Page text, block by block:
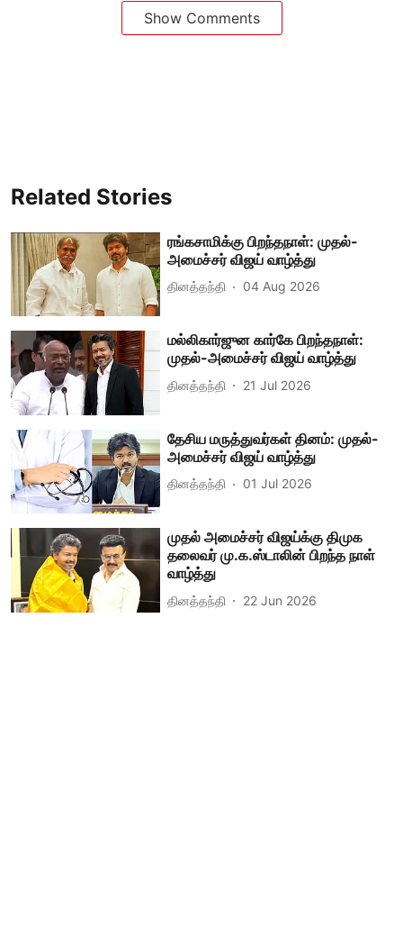
Show Comments
Related Stories
ரங்கசாமிக்கு பிறந்தநாள்: முதல்-
அமைச்சர் விஜய் வாழ்த்து
தினத்தந்தி 04 Aug 2026
மல்லிகார்ஜுன கார்கே பிறந்தநாள்:
முதல்-அமைச்சர் விஜய் வாழ்த்து
தினத்தந்தி 21 Jul 2026
தேசிய மருத்துவர்கள் தினம்: முதல்-
அமைச்சர் விஜய் வாழ்த்து
தினத்தந்தி 01 Jul 2026
முதல் அமைச்சர் விஜய்க்கு திமுக
தலைவர் மு.க.ஸ்டாலின் பிறந்த நாள்
வாழ்த்து
தினத்தந்தி 22 Jun 2026